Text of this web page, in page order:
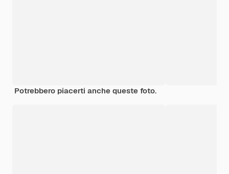
Potrebbero piacerti anche queste foto.